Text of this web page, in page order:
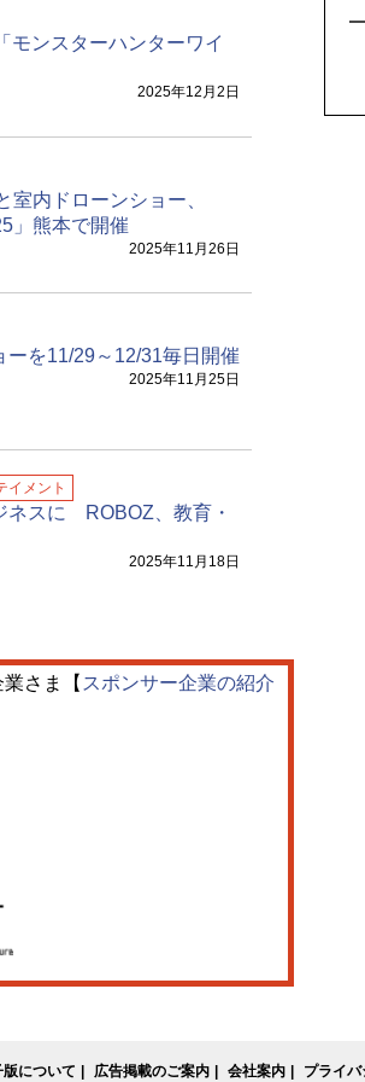
モンスターハンターワイ
2025年12月2日
内ドローンショー、
」熊本で開催
2025年11月26日
を11/29～12/31毎日開催
2025年11月25日
イメント
ネスに ROBOZ、教育・
2025年11月18日
さま【 スポンサー企業の紹介
版について 広告掲載のご案内 会社案内 プライ